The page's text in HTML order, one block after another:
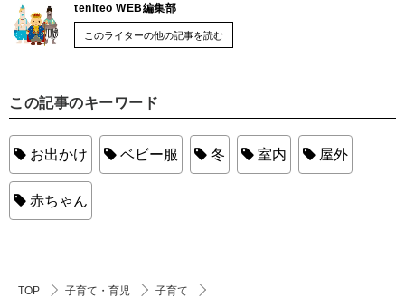
teniteo WEB編集部
このライターの他の記事を読む
この記事のキーワード
お出かけ ベビー服 冬 室内 屋外
赤ちゃん
TOP 子育て・育児
子育て